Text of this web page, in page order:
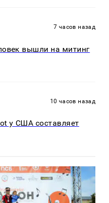
7 часов назад
вышли на митинг
10 часов назад
у США составляет